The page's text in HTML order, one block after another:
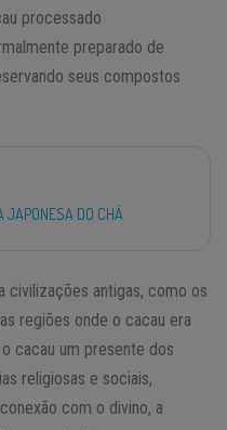
processado
preparado de
seus compostos
JAPONESA DO CHÁ
civilizações antigas, como os
regiões onde o cacau era
cacau um presente dos
religiosas e sociais,
com o divino, a